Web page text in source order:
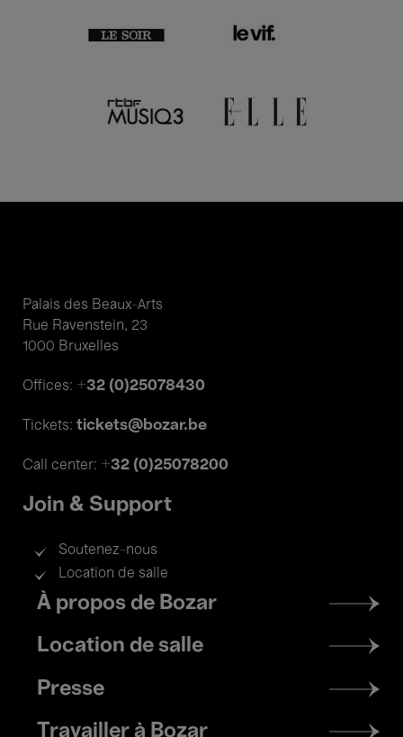
Palais des Beaux-Arts
Rue Ravenstein, 23
1000 Bruxelles
Offices: +32 (0)25078430
Tickets: tickets@bozar.be
Call center: +32 (0)25078200
Join & Support
Soutenez-nous
Location de salle
Footer
menu
À propos de Bozar
Location de salle
Presse
Travailler à Bozar